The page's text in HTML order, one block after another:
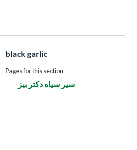
black garlic
Pages for this section
سیر سیاه دکتر بیز